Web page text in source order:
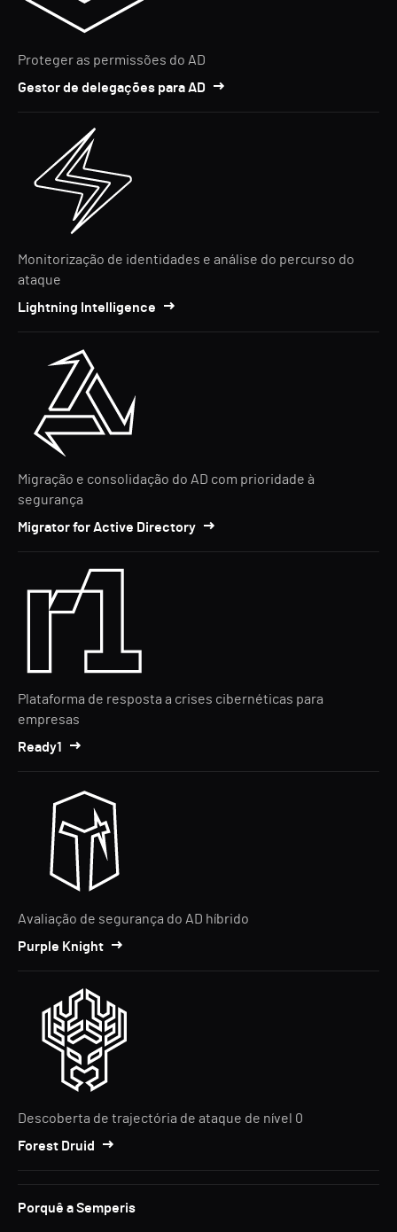
Proteger as permissões do AD
Gestor de delegações para AD
Monitorização de identidades e análise do percurso do
ataque
Lightning Intelligence
Migração e consolidação do AD com prioridade à
segurança
Migrator for Active Directory
Plataforma de resposta a crises cibernéticas para
empresas
Ready1
Avaliação de segurança do AD híbrido
Purple Knight
Descoberta de trajectória de ataque de nível 0
Forest Druid
Porquê a Semperis